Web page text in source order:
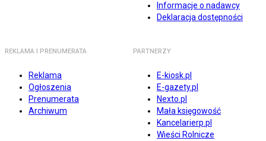
Informacje o nadawcy
Deklaracja dostępności
REKLAMA I PRENUMERATA
Reklama
Ogłoszenia
Prenumerata
Archiwum
PARTNERZY
E-kiosk.pl
E-gazety.pl
Nexto.pl
Mała księgowość
Kancelarierp.pl
Wieści Rolnicze